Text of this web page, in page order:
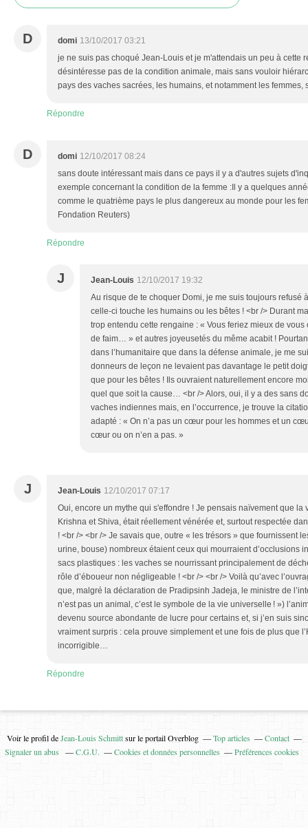
D domi 13/10/2017 03:21
je ne suis pas choqué Jean-Louis et je m'attendais un peu à cette
désintéresse pas de la condition animale, mais sans vouloir
pays des vaches sacrées, les humains, et notamment les femmes,
Répondre
D domi 12/10/2017 08:24
sans doute intéressant mais dans ce pays il y a d'autres sujets
exemple concernant la condition de la femme :Il y a quelques
comme le quatrième pays le plus dangereux au monde pour les
Fondation Reuters)
Répondre
J Jean-Louis 12/10/2017 19:32
Au risque de te choquer Domi, je me suis toujours refusé
celle-ci touche les humains ou les bêtes ! <br /> Durant
trop entendu cette rengaine : « Vous feriez mieux de
de faim… » et autres joyeusetés du même acabit !
dans l’humanitaire que dans la défense animale, je me
donneurs de leçon ne levaient pas davantage le petit
que pour les bêtes ! Ils ouvraient naturellement encore
quel que soit la cause… <br /> Alors, oui, il y a des sans
vaches indiennes mais, en l’occurrence, je trouve la
adapté : « On n’a pas un cœur pour les hommes et un
cœur ou on n’en a pas. »
J Jean-Louis 12/10/2017 07:17
Oui, encore un mythe qui s'effondre ! Je pensais naïvement que la
Krishna et Shiva, était réellement vénérée et, surtout respectée
! <br /> <br /> Je savais que, outre « les trésors » que fournissent
urine, bouse) nombreux étaient ceux qui mourraient d’occlusions
sacs plastiques : les vaches se nourrissant principalement de
rôle d’éboueur non négligeable ! <br /> <br /> Voilà qu’avec
que, malgré la déclaration de Pradipsinh Jadeja, le ministre de
n’est pas un animal, c’est le symbole de la vie universelle ! »)
devenu source abondante de lucre pour certains et, si j’en suis
vraiment surpris : cela prouve simplement et une fois de plus que
incorrigible…
Répondre
Voir le profil deJean-Louis Schmittsur le portail Overblog Top articles
Contact
Signaler un abus
C.G.U. Cookies et données personnelles Préférences cookies